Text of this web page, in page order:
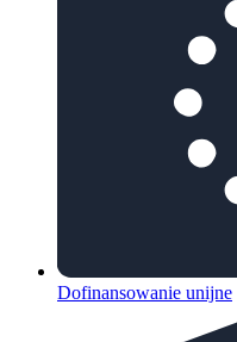
Dofinansowanie unijne